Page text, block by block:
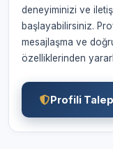
deneyiminizi ve
başlayabilirsiniz.
mesajlaşma ve
özelliklerinden
Profili